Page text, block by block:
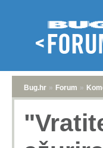
Bug.hr » Forum »